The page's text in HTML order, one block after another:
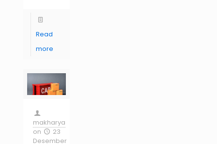
Read
more
makharya
on
23
Desember